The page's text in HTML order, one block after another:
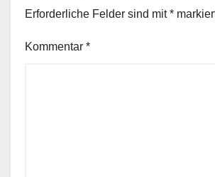
Erforderliche Felder sind mit*
Kommentar *